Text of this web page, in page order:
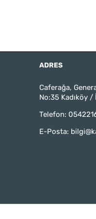
ADRES
Caferağa,
No:35 Kadıköy /
Telefon:
E-Posta: